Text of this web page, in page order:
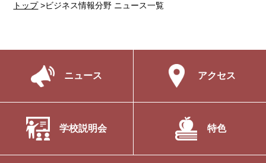
トップ>ビジネス情報分野 ニュース一覧
ニュース アクセス
学校説明会 特色